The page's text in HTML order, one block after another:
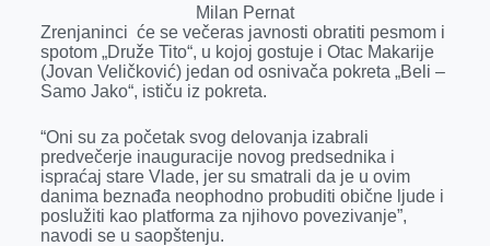
Milan Pernat
Zrenjaninci će se večeras javnosti obratiti pesmom i
spotom „Druže Tito“, u kojoj gostuje i Otac Makarije
(Jovan Veličković) jedan od osnivača pokreta „Beli –
Samo Jako“, ističu iz pokreta.
“Oni su za početak svog delovanja izabrali
predvečerje inauguracije novog predsednika i
ispraćaj stare Vlade, jer su smatrali da je u ovim
danima beznađa neophodno probuditi obične ljude i
poslužiti kao platforma za njihovo povezivanje”,
navodi se u saopštenju.